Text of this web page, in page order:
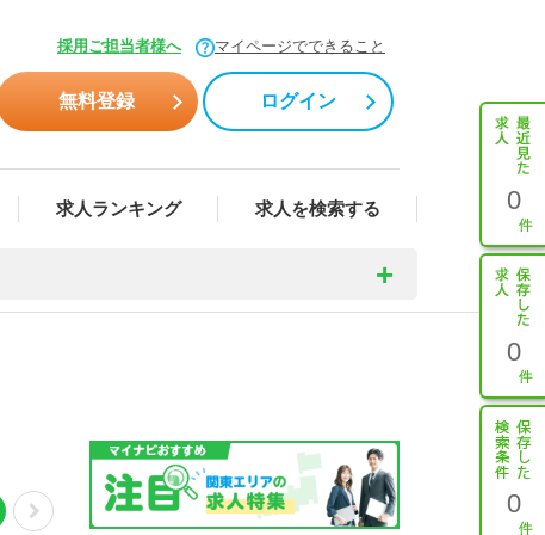
採用ご担当者様へ マイページでできること
無料登録 ログイン
求人ランキング 求人を検索する 0
0
0